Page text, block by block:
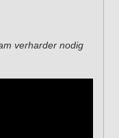
verharder nodig